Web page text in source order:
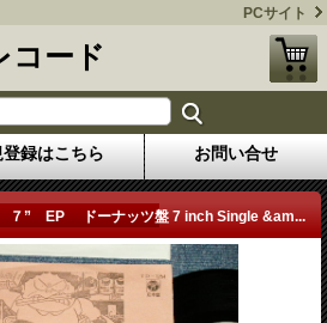
PCサイト
コード
録はこちら お問い合せ
７” EP ドーナッツ盤 7 inch Single &am...